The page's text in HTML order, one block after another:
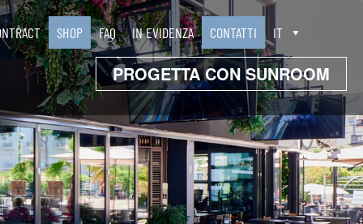
SHOP FAQ IN EVIDENZA CONTATTI IT
PROGETTA CON SUNROOM